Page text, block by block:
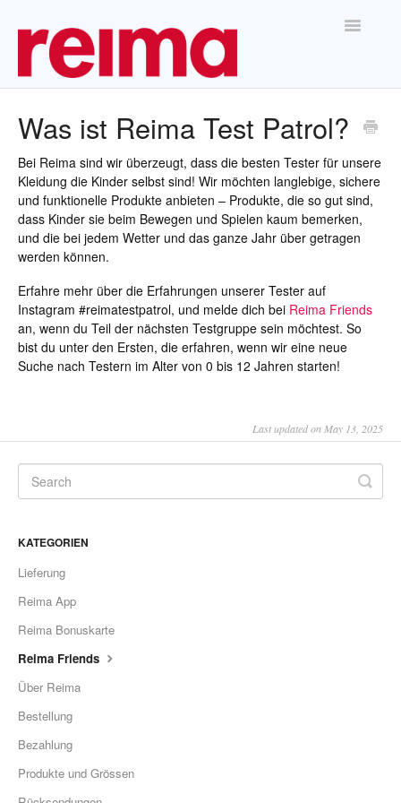
Toggle
Was ist Reima Test Patrol?
Bei Reima sind wir überzeugt, dass die besten Tester für unsere
Kleidung die Kinder selbst sind! Wir möchten langlebige, sichere
und funktionelle Produkte anbieten – Produkte, die so gut sind,
dass Kinder sie beim Bewegen und Spielen kaum bemerken,
und die bei jedem Wetter und das ganze Jahr über getragen
werden können.
Erfahre mehr über die Erfahrungen unserer Tester auf
Instagram #reimatestpatrol, und melde dich bei Reima Friends
an, wenn du Teil der nächsten Testgruppe sein möchtest. So
bist du unter den Ersten, die erfahren, wenn wir eine neue
Suche nach Testern im Alter von 0 bis 12 Jahren starten!
Last updated on May 13, 2025
KATEGORIEN
Lieferung
Reima App
Reima Bonuskarte
Reima Friends
Über Reima
Bestellung
Bezahlung
Produkte und Grössen